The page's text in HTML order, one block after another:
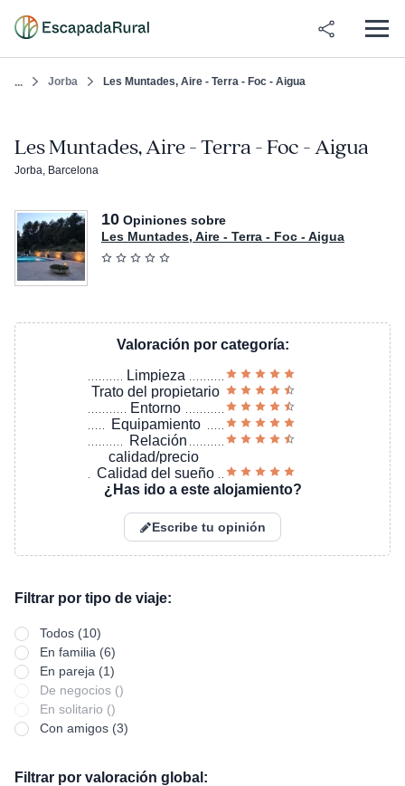
... Jorba Les Muntades, Aire - Terra - Foc - Aigua
Les Muntades, Aire - Terra - Foc - Aigua
Jorba, Barcelona
10 Opiniones sobre
Les Muntades, Aire - Terra - Foc - Aigua
Valoración por categoría:
Limpieza
Trato del propietario
Entorno
Equipamiento
Relación
calidad/precio
Calidad del sueño
¿Has ido a este alojamiento?
Escribe tu opinión
Filtrar por tipo de viaje:
Todos (10)
En familia (6)
En pareja (1)
De negocios ()
En solitario ()
Con amigos (3)
Filtrar por valoración global: